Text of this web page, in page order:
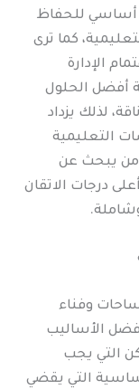
أساسي للحفاظ
كما ترى
الإدارة
أفضل الحلول
لذلك يزداد
التعليمية
من يبحث عن
درجات الاتقان
وفناء
الأساليب
التي يجب
التي يقضي